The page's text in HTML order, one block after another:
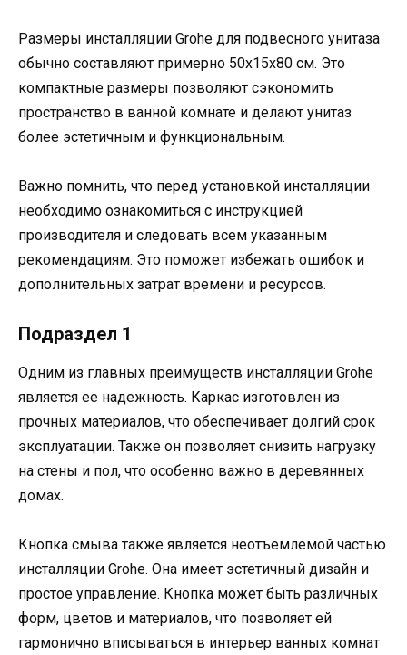
Размеры инсталляции Grohe для подвесного унитаза
обычно составляют примерно 50x15x80 см. Это
компактные размеры позволяют сэкономить
пространство в ванной комнате и делают унитаз
более эстетичным и функциональным.
Важно помнить, что перед установкой инсталляции
необходимо ознакомиться с инструкцией
производителя и следовать всем указанным
рекомендациям. Это поможет избежать ошибок и
дополнительных затрат времени и ресурсов.
Подраздел 1
Одним из главных преимуществ инсталляции Grohe
является ее надежность. Каркас изготовлен из
прочных материалов, что обеспечивает долгий срок
эксплуатации. Также он позволяет снизить нагрузку
на стены и пол, что особенно важно в деревянных
домах.
Кнопка смыва также является неотъемлемой частью
инсталляции Grohe. Она имеет эстетичный дизайн и
простое управление. Кнопка может быть различных
форм, цветов и материалов, что позволяет ей
гармонично вписываться в интерьер ванных комнат